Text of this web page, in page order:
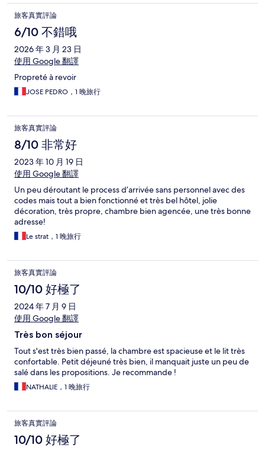
旅客真實評論
6/10 不錯哦
2026 年 3 月 23 日
使用 Google 翻譯
Propreté à revoir
JOSE PEDRO，1 晚旅行
旅客真實評論
8/10 非常好
2023 年 10 月 19 日
使用 Google 翻譯
Un peu déroutant le process d’arrivée sans personnel avec des
codes mais tout a bien fonctionné et très bel hôtel, jolie
décoration, très propre, chambre bien agencée, une très bonne
adresse!
Le strat，1 晚旅行
旅客真實評論
10/10 好極了
2024 年 7 月 9 日
使用 Google 翻譯
Très bon séjour
Tout s'est très bien passé, la chambre est spacieuse et le lit très
confortable. Petit déjeuné très bien, il manquait juste un peu de
salé dans les propositions. Je recommande !
NATHALIE，1 晚旅行
旅客真實評論
10/10 好極了